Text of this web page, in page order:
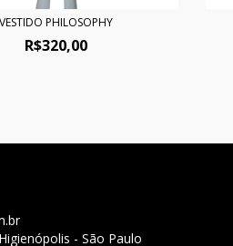
VESTIDO PHILOSOPHY
R$320,00
- São Paulo